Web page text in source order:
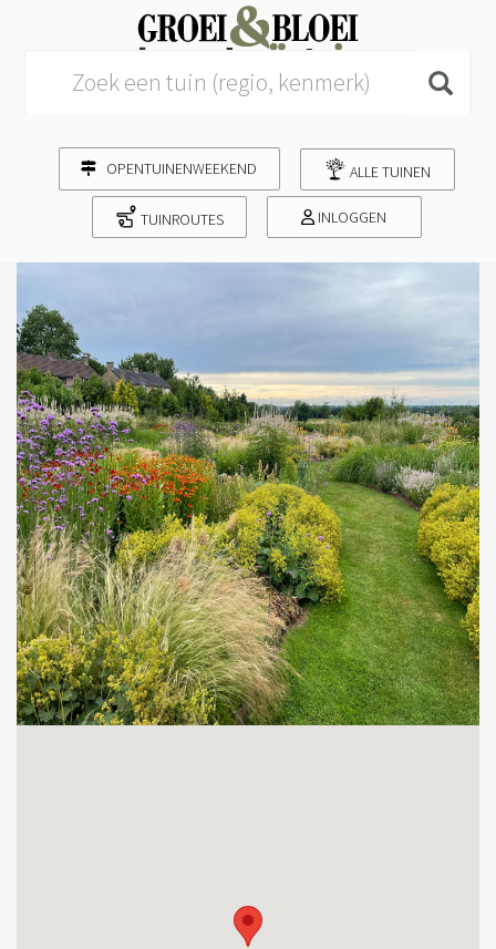
OPENTUINENWEEKEND ALLE TUINEN
TUINROUTES INLOGGEN